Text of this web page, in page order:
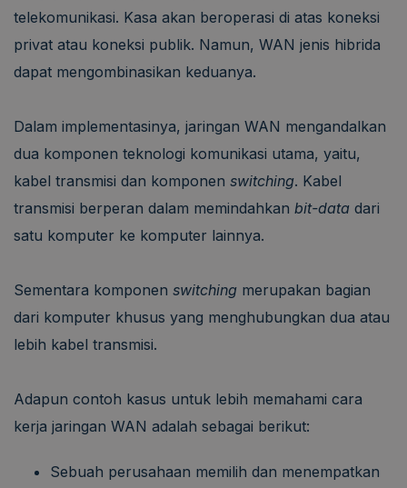
telekomunikasi. Kasa akan beroperasi di atas koneksi
privat atau koneksi publik. Namun, WAN jenis hibrida
dapat mengombinasikan keduanya.
Dalam implementasinya, jaringan WAN mengandalkan
dua komponen teknologi komunikasi utama, yaitu,
kabel transmisi dan komponen switching. Kabel
transmisi berperan dalam memindahkan bit-data dari
satu komputer ke komputer lainnya.
Sementara komponen switching merupakan bagian
dari komputer khusus yang menghubungkan dua atau
lebih kabel transmisi.
Adapun contoh kasus untuk lebih memahami cara
kerja jaringan WAN adalah sebagai berikut:
Sebuah perusahaan memilih dan menempatkan